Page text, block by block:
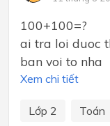
100+100=?
ai tra loi duoc
ban voi to nha
Xem chi tiết
Lớp 2 Toán